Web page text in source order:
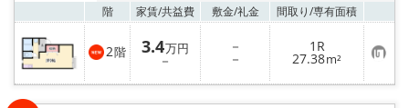
☆インターネット無料物件☆
☆敷金·礼金0円物件☆
階 家賃/共益費 敷金/礼金 間取り/専有面積
2階 3.4万円
－
－
－
1R
27.38m² お
気
に